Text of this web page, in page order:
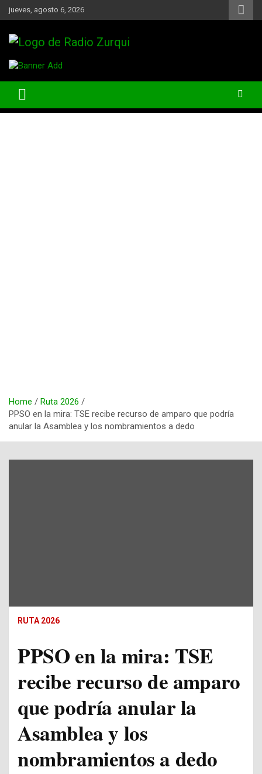
Skip
to
jueves, agosto 6, 2026
Radio Zurqui
Home
Ruta 2026
PPSO en la mira: TSE recibe recurso de amparo que podría
anular la Asamblea y los nombramientos a dedo
RUTA 2026
PPSO en la mira: TSE
recibe recurso de amparo
que podría anular la
Asamblea y los
nombramientos a dedo